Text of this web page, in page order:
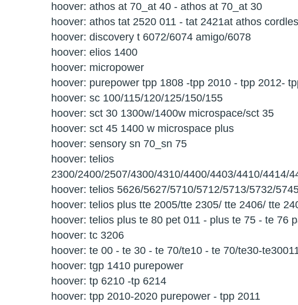
hoover: athos at 70_at 40 - athos at 70_at 30
hoover: athos tat 2520 011 - tat 2421at athos
hoover: discovery t 6072/6074 amigo/6078
hoover: elios 1400
hoover: micropower
hoover: purepower tpp 1808 -tpp 2010 - tpp 2012-
hoover: sc 100/115/120/125/150/155
hoover: sct 30 1300w/1400w microspace/sct 35
hoover: sct 45 1400 w microspace plus
hoover: sensory sn 70_sn 75
hoover: telios
2300/2400/2507/4300/4310/4400/4403/4410/4414/
hoover: telios 5626/5627/5710/5712/5713/5732/
hoover: telios plus tte 2005/tte 2305/ tte 2406/ tte
hoover: telios plus te 80 pet 011 - plus te 75 - te 76
hoover: tc 3206
hoover: te 00 - te 30 - te 70/te10 - te 70/te30-
hoover: tgp 1410 purepower
hoover: tp 6210 -tp 6214
hoover: tpp 2010-2020 purepower - tpp 2011